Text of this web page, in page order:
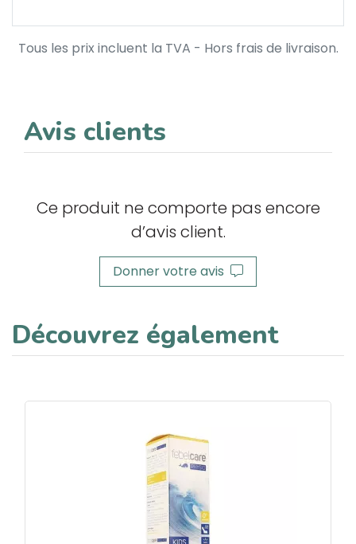
Tous les prix incluent la TVA - Hors frais de livraison.
Avis clients
Ce produit ne comporte pas encore
d’avis client.
Donner votre avis
Découvrez également